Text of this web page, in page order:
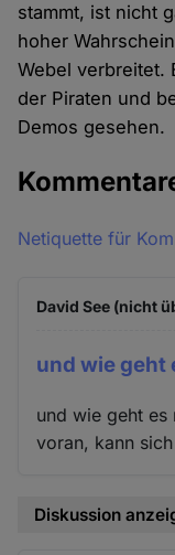
stammt, ist nicht
hoher
Webel verbreitet.
der Piraten und
Demos gesehen.
Netiquette für
David See (nicht
und wie geht
und wie geht es
voran, kann
Diskussion